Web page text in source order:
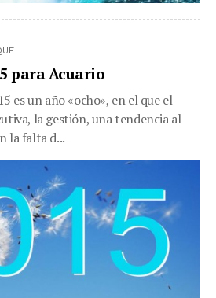
para Acuario
es un año «ocho», en el que el
la gestión, una tendencia al
la falta d...